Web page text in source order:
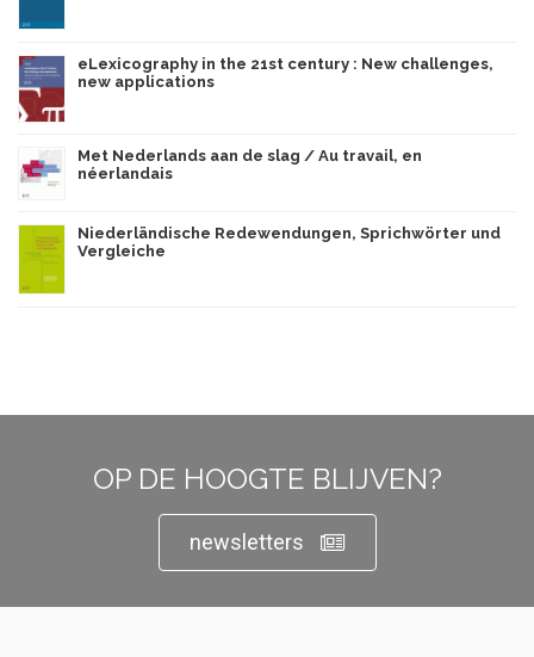
eLexicography in the 21st century : New challenges,
new applications
Met Nederlands aan de slag / Au travail, en
néerlandais
Niederländische Redewendungen, Sprichwörter und
Vergleiche
OP DE HOOGTE BLIJVEN?
newsletters